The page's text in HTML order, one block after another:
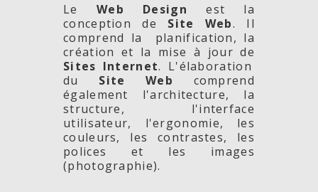
Le Web Design est la
conception de Site Web. Il
comprend la planification, la
création et la mise à jour de
Sites Internet. L'élaboration
du Site Web comprend
également l'architecture, la
structure, l'interface
utilisateur, l'ergonomie, les
couleurs, les contrastes, les
polices et les images
(photographie).